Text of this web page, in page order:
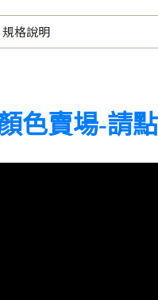
規格說明
色賣場-請